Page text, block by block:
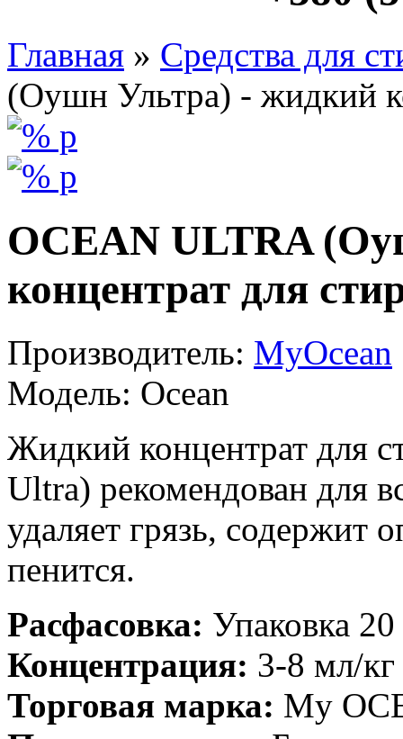
Главная » Средства для
(Оушн Ультра) - жидкий
OCEAN ULTRA
концентрат для
Производитель: MyOcean
Модель: Ocean
Жидкий концентрат для
Ultra) рекомендован для
удаляет грязь, содержит
пенится.
Расфасовка: Упаковка 20
Концентрация: 3-8 мл/кг
Торговая марка: My